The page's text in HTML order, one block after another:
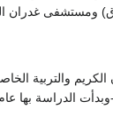
ومستشفى
والتربية
يوجد جامعة أهلية عالمية للعلوم وهي جامعة